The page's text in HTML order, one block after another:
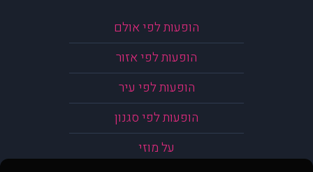
הופעות לפי אולם
הופעות לפי אזור
הופעות לפי עיר
הופעות לפי סגנון
על מוזי